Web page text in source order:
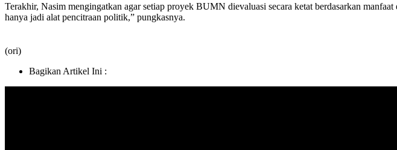
Terakhir, Nasim mengingatkan agar setiap proyek BUMN dievaluasi secara ketat berdasarkan
hanya jadi alat pencitraan politik,” pungkasnya.
(ori)
Bagikan Artikel Ini :